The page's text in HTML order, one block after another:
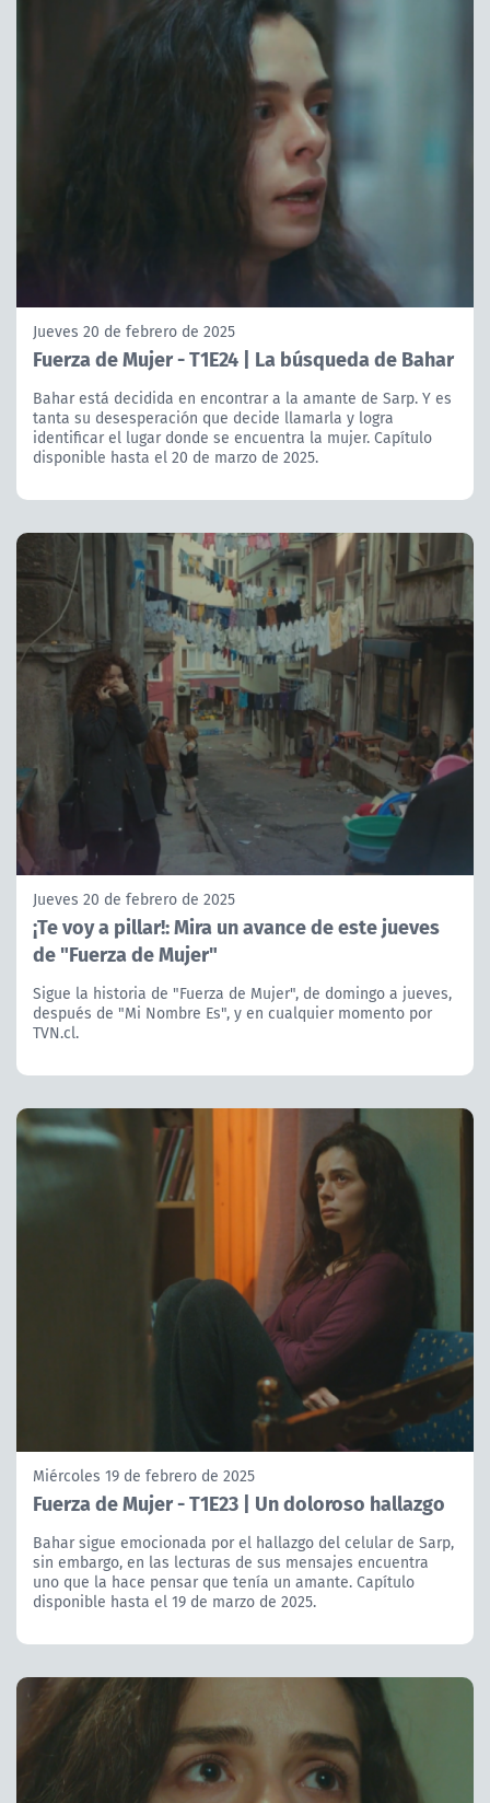
Jueves 20 de febrero de 2025
Fuerza de Mujer - T1E24 | La búsqueda de Bahar
Bahar está decidida en encontrar a la amante de Sarp. Y es
tanta su desesperación que decide llamarla y logra
identificar el lugar donde se encuentra la mujer. Capítulo
disponible hasta el 20 de marzo de 2025.
Jueves 20 de febrero de 2025
¡Te voy a pillar!: Mira un avance de este jueves
de "Fuerza de Mujer"
Sigue la historia de "Fuerza de Mujer", de domingo a jueves,
después de "Mi Nombre Es", y en cualquier momento por
TVN.cl.
Miércoles 19 de febrero de 2025
Fuerza de Mujer - T1E23 | Un doloroso hallazgo
Bahar sigue emocionada por el hallazgo del celular de Sarp,
sin embargo, en las lecturas de sus mensajes encuentra
uno que la hace pensar que tenía un amante. Capítulo
disponible hasta el 19 de marzo de 2025.